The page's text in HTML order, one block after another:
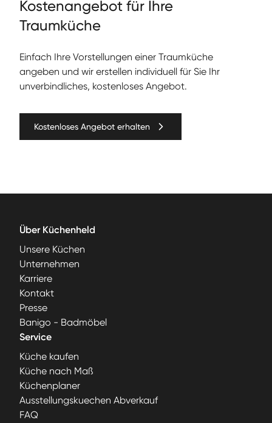
Kos­te­nange­bot für Ihre
Traumküche
Ein­fach Ihre Vorstel­lun­gen ein­er Traumküche
angeben und wir erstellen individuell für Sie Ihr
unverbindliches, kostenloses Angebot.
Kostenloses Angebot erhalten
Über Küchenheld
Unsere Küchen
Unternehmen
Karriere
Kontakt
Presse
Banigo - Badmöbel
Service
Küche kaufen
Küche nach Maß
Küchenplaner
Ausstellungskuechen Abverkauf
FAQ